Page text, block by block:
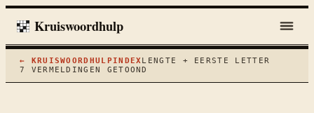
Kruiswoordhulp
← KRUISWOORDHULP INDEX LENGTE + EERSTE LETTER
7
VERMELDINGEN GETOOND